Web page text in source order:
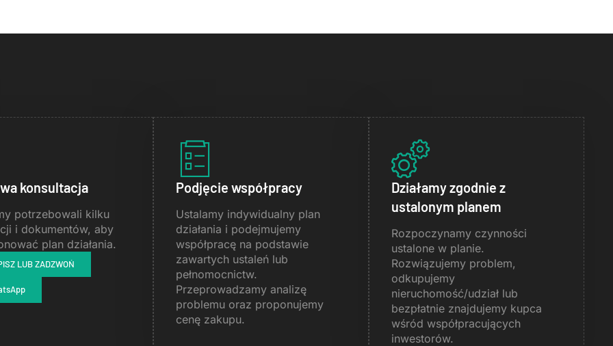
konsultacja
potrzebowali kilku
i dokumentów, aby
plan działania.
LUB ZADZWOŃ
Podjęcie współpracy
Ustalamy indywidualny plan
działania i podejmujemy
współpracę na podstawie
zawartych ustaleń lub
pełnomocnictw.
Przeprowadzamy analizę
problemu oraz proponujemy
cenę zakupu.
Działamy zgodnie z
ustalonym planem
Rozpoczynamy czynności
ustalone w planie.
Rozwiązujemy problem,
odkupujemy
nieruchomość/udział lub
bezpłatnie znajdujemy kupca
wśród współpracujących
inwestorów.